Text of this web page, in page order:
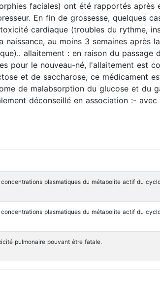
faciales) ont été rapportés après
En fin de grossesse, quelques
cardiaque (troubles du rythme,
au moins 3 semaines après
allaitement : en raison du passage
pour le nouveau-né, l'allaitement est
et de saccharose, ce médicament
de malabsorption du glucose et du
déconseillé en association :-
concentrations plasmatiques du métabolite actif du
concentrations plasmatiques du métabolite actif du
pulmonaire pouvant être fatale.